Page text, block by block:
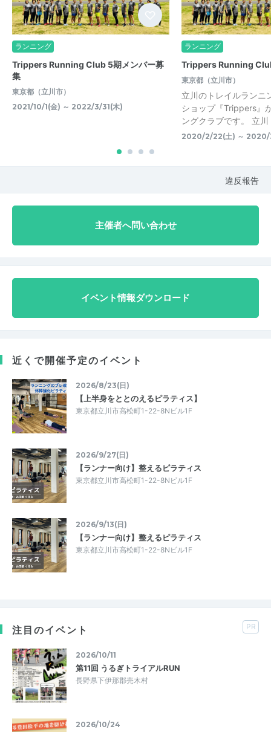
ランニング
Trippers Running Club 5期メンバー募
集
東京都（立川市）
2021/10/1(金) ～ 2022/3/31(木)
ランニング
Trippers Running
東京都（立川市）
立川のトレイルランニ
ショップ『Trippers』
ングクラブです。 立
2020/2/22(土) ～ 2020/
違反報告
主催者へ問い合わせ
イベント情報ダウンロード
近くで開催予定のイベント
2026/8/23(日)
【上半身をととのえるピラティス】
東京都立川市高松町1-22-8Nビル1F
2026/9/27(日)
【ランナー向け】整えるピラティス
東京都立川市高松町1-22-8Nビル1F
2026/9/13(日)
【ランナー向け】整えるピラティス
東京都立川市高松町1-22-8Nビル1F
注目のイベント PR
2026/10/11
第11回 うるぎトライアルRUN
長野県下伊那郡売木村
2026/10/24